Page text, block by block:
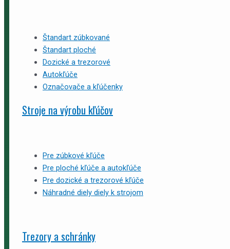
Štandart zúbkované
Štandart ploché
Dozické a trezorové
Autokľúče
Označovače a kľúčenky
Stroje na výrobu kľúčov
Pre zúbkové kľúče
Pre ploché kľúče a autokľúče
Pre dozické a trezorové kľúče
Náhradné diely diely k strojom
Trezory a schránky